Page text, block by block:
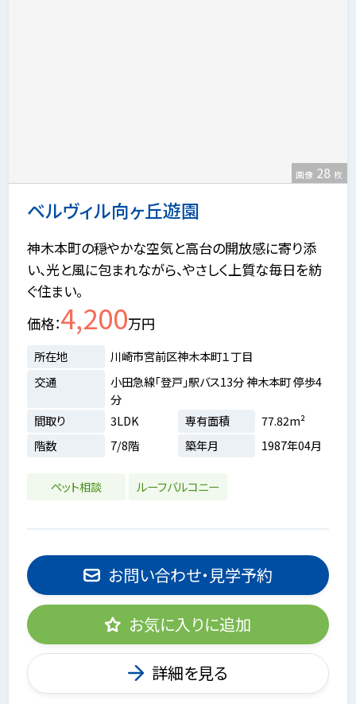
ベルヴィル向ヶ丘遊園
画像 28 枚
神木本町の穏やかな空気と高台の開放感に寄り添
い、光と風に包まれながら、やさしく上質な毎日を紡
ぐ住まい。
価格 4,200万円
所在地
川崎市宮前区神木本町１丁目
交通
小田急線「登戸」駅バス13分 神木本町 停歩4
分
間取り
3LDK 専有面積
77.82m²
階数
7/8階 築年月 1987年04月
ペット相談 ルーフバルコニー
お問い合わせ・見学予約
お気に入りに追加
詳細を見る